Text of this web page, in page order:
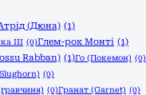
(Дюна) (1)
ІІІ (0)Глем-рок Монті (1)
Rabban) (1)Го (Покемон) (0)
(0)
(0)Гранат (Garnet) (0)